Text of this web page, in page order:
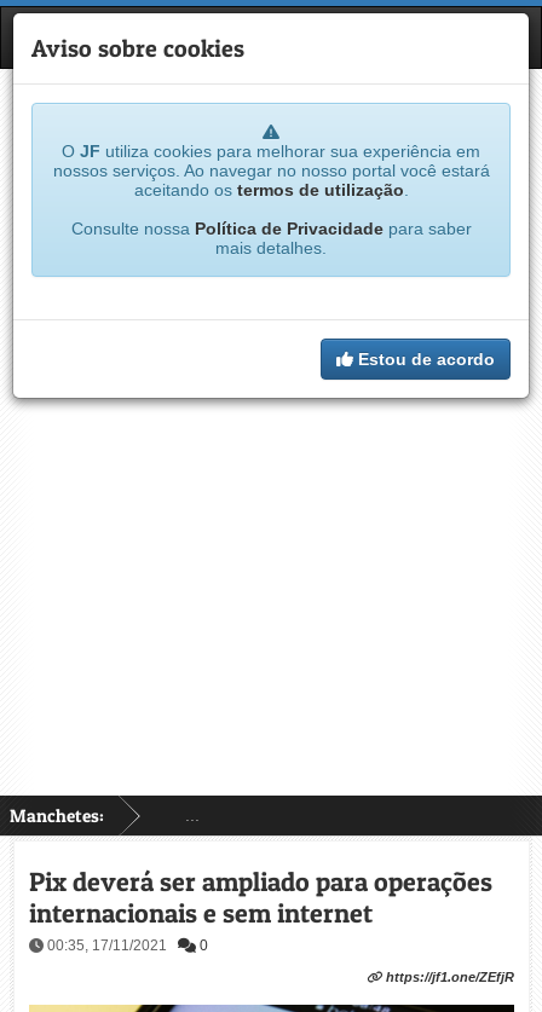
JF
Manchetes:
Aviso sobre cookies
O JF utiliza cookies para melhorar sua experiência em
nossos serviços. Ao navegar no nosso portal você estará
aceitando os termos de utilização
Consulte nossa Política de Privacidadepara saber
mais detalhes.
Estou de acordo
Pix deverá ser ampliado para operações
internacionais e sem internet
00:35, 17/11/2021 0
https://jf1.one/ZEfjR